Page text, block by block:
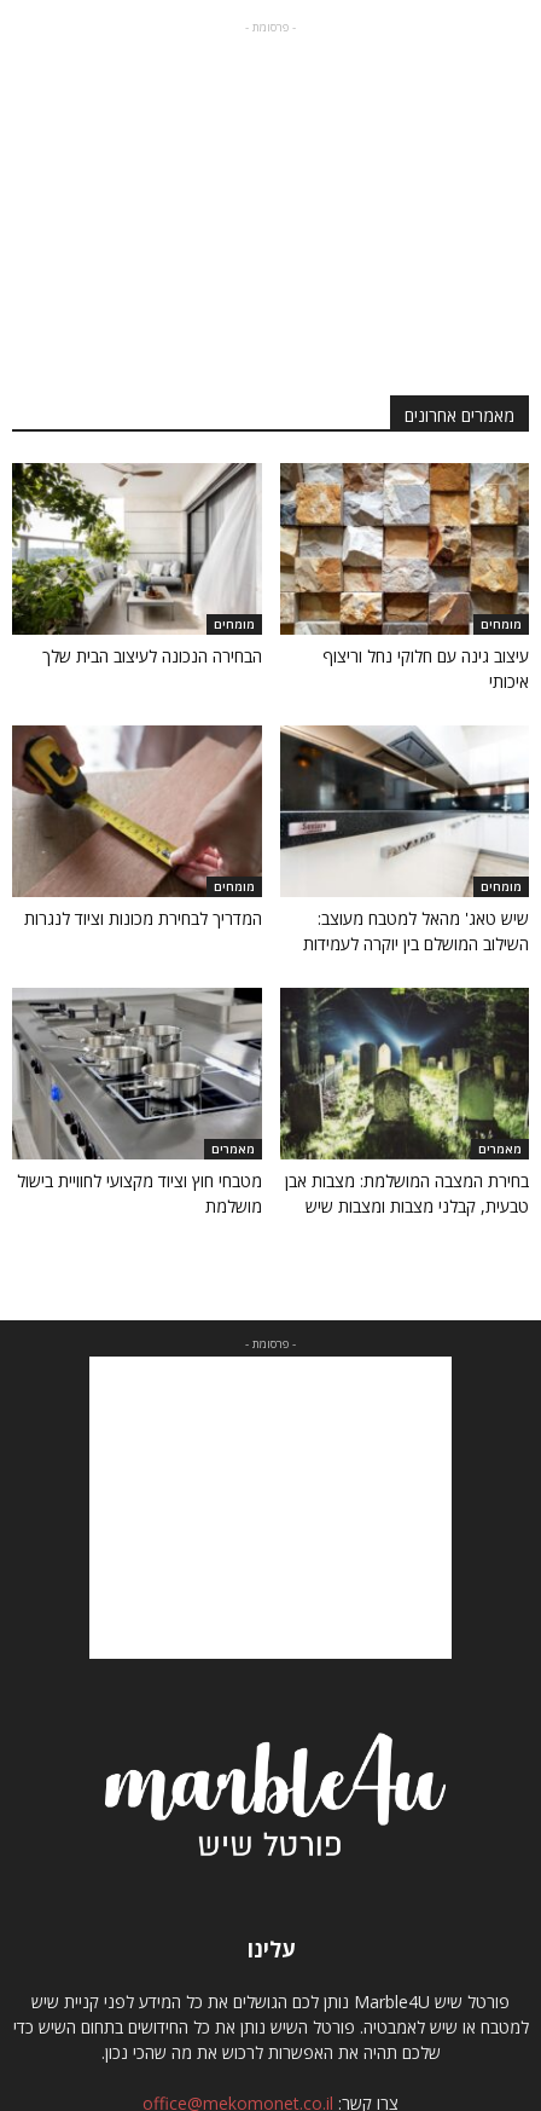
- פרסומת -
מאמרים אחרונים
מומחים
עיצוב גינה עם חלוקי נחל וריצוף
איכותי
מומחים
הבחירה הנכונה לעיצוב הבית שלך
מומחים
שיש טאג' מהאל למטבח מעוצב:
השילוב המושלם בין יוקרה לעמידות
מומחים
המדריך לבחירת מכונות וציוד לנגרות
מאמרים
בחירת המצבה המושלמת: מצבות אבן
טבעית, קבלני מצבות ומצבות שיש
מאמרים
מטבחי חוץ וציוד מקצועי לחוויית בישול
מושלמת
- פרסומת -
עלינו
פורטל שיש Marble4U נותן לכם הגושלים את כל המידע לפני קניית שיש
למטבח או שיש לאמבטיה. פורטל השיש נותן את כל החידושים בתחום השיש כדי
שלכם תהיה את האפשרות לרכוש את מה שהכי נכון.
צרו קשר: office@mekomonet.co.il